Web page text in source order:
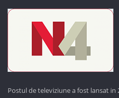
Postul de televiziune a fost lansat